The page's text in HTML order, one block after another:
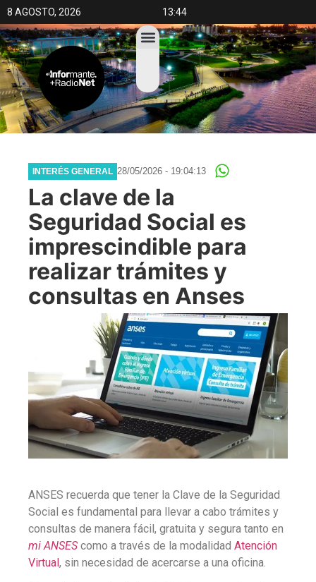
8 AGOSTO, 2026 13:44
INTERÉS GENERAL 28/05/2026 - 19:04:13
La clave de la
Seguridad Social es
imprescindible para
realizar trámites y
consultas en Anses
ANSES recuerda que tener la Clave de la Seguridad
Social es fundamental para llevar a cabo trámites y
consultas de manera fácil, gratuita y segura tanto en
mi ANSES como a través de la modalidad Atención
Virtual , sin necesidad de acercarse a una oficina.